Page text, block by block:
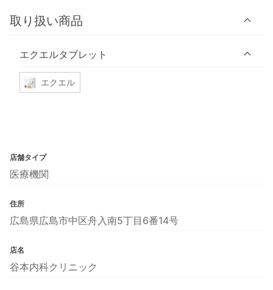
取り扱い商品
エクエルタブレット
エクエル
店舗タイプ
医療機関
住所
広島県広島市中区舟入南5丁目6番14号
店名
谷本内科クリニック